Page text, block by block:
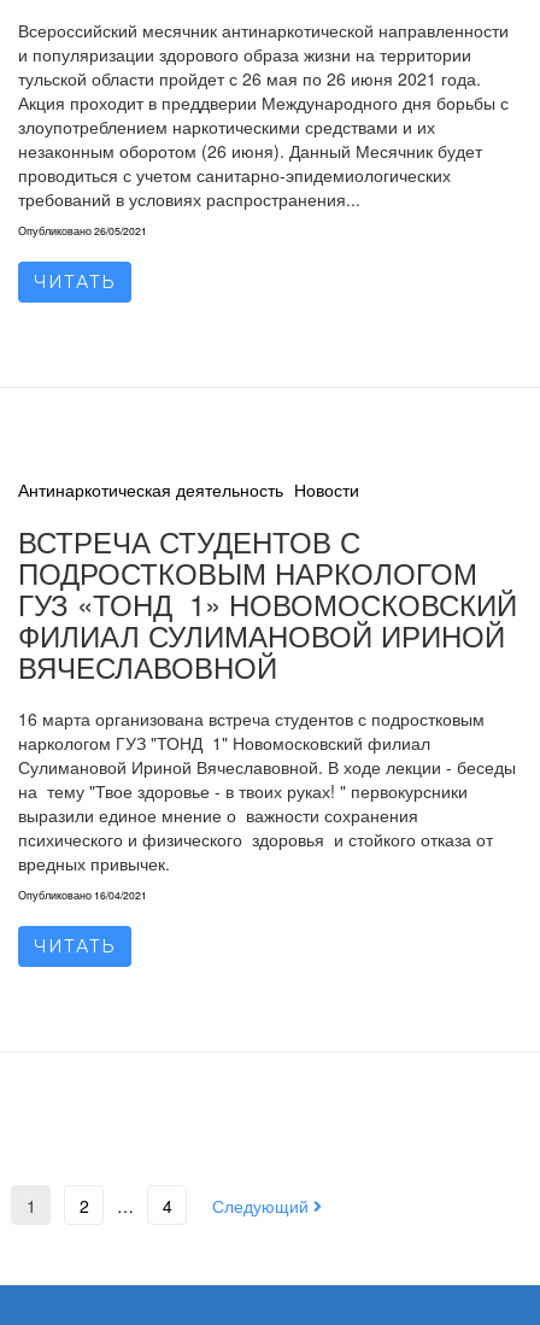
Всероссийский месячник антинаркотической направленности
и популяризации здорового образа жизни на территории
тульской области пройдет с 26 мая по 26 июня 2021 года.
Акция проходит в преддверии Международного дня борьбы с
злоупотреблением наркотическими средствами и их
незаконным оборотом (26 июня). Данный Месячник будет
проводиться с учетом санитарно-эпидемиологических
требований в условиях распространения...
Опубликовано26/05/2021
ЧИТАТЬ
Антинаркотическая деятельность Новости
ВСТРЕЧА СТУДЕНТОВ С
ПОДРОСТКОВЫМ НАРКОЛОГОМ
ГУЗ «ТОНД 1» НОВОМОСКОВСКИЙ
ФИЛИАЛ СУЛИМАНОВОЙ ИРИНОЙ
ВЯЧЕСЛАВОВНОЙ
16 марта организована встреча студентов с подростковым
наркологом ГУЗ "ТОНД 1" Новомосковский филиал
Сулимановой Ириной Вячеславовной. В ходе лекции - беседы
на тему "Твое здоровье - в твоих руках! " первокурсники
выразили единое мнение о важности сохранения
психического и физического здоровья и стойкого отказа от
вредных привычек.
Опубликовано 16/04/2021
ЧИТАТЬ
1 2 … 4 Следующий